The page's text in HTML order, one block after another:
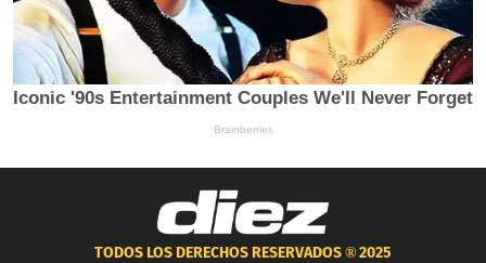
TODOS LOS DERECHOS RESERVADOS ®2025